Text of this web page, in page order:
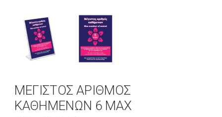
ΜΕΓΙΣΤΟΣ ΑΡΙΘΜΟΣ
ΚΑΘHΜΕΝΩΝ 6 ΜΑΧ